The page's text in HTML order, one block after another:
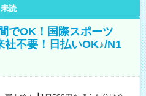
未読
でOK！国際スポーツ
不要！日払いOK♪/N1